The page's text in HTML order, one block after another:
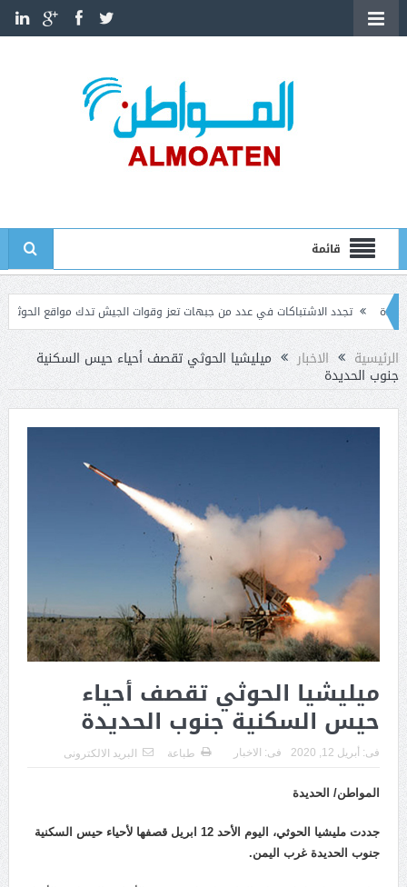
قائمة
تجدد الاشتباكات في عدد من جبهات تعز وقوات الجيش تدك مواقع الحوثيين
الأمريكيين قائماً بالأعمال في السفارة لدى اليمنالرئيسية الاخبار ميليشيا الحوثي تقصف أحياء حيس السكنية
جنوب الحديدة
ميليشيا الحوثي تقصف أحياء
حيس السكنية جنوب الحديدة
فى: أبريل 12, 2020 فى: الاخبار طباعة البريد الالكترونى
المواطن/ الحديدة
جددت مليشيا الحوثي، اليوم الأحد 12 ابريل قصفها لأحياء حيس السكنية
جنوب الحديدة غرب اليمن.